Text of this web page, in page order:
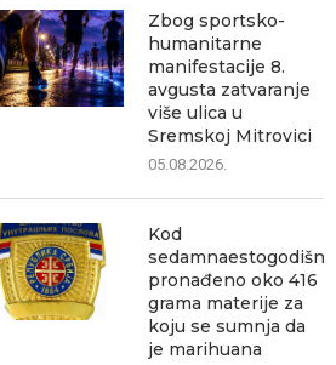
Zbog sportsko-
humanitarne
manifestacije 8.
avgusta zatvaranje
više ulica u
Sremskoj Mitrovici
05.08.2026.
Kod
pronađeno oko 416
grama materije za
koju se sumnja da
je marihuana